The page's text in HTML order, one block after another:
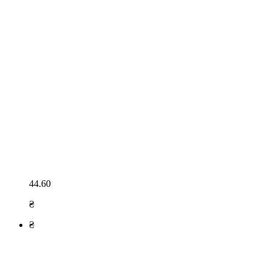
44.60
₴
₴